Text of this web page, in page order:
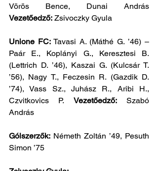
Vezetőedző: Zsivoczky Gyula
Unione FC: Tavasi A. (Máthé G. ’46) –
Paár E., Koplányi G., Keresztesi B.
(Lettrich D. ’46), Kaszai G. (Kulcsár T.
’56), Nagy T., Feczesin R. (Gazdik D.
’74), Vass Sz., Juhász R., Aribi H.,
Czvitkovics P. Vezetőedző: Szabó
András
Gólszerzők: Németh Zoltán ’49, Pesuth
Simon ’75